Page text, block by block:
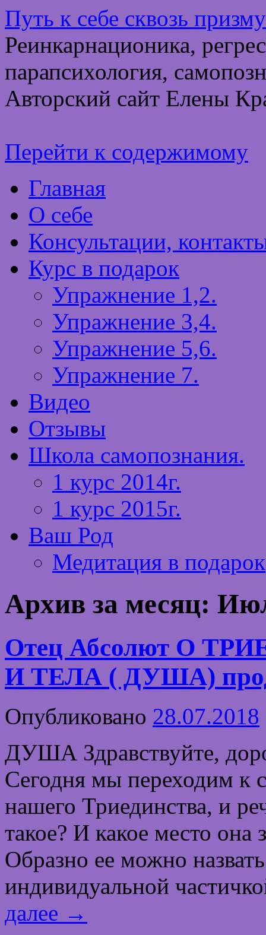
Путь к себе сквозь
Реинкарнационика,
парапсихология,
Авторский сайт Елены
Перейти к содержимому
Главная
О себе
Консультации,
Курс в подарок
Упражнение 1,2.
Упражнение 3,4.
Упражнение 5,6.
Упражнение 7.
Видео
Отзывы
Школа самопознания.
1 курс 2014г.
1 курс 2015г.
Ваш Род
Медитация в подарок
Архив за месяц:
Отец Абсолют О
И ТЕЛА ( ДУША)
Опубликовано 28.07.2018
ДУША Здравствуйте,
Сегодня мы переходим к
нашего Триединства, и
такое? И какое место она
Образно ее можно
индивидуальной
далее →